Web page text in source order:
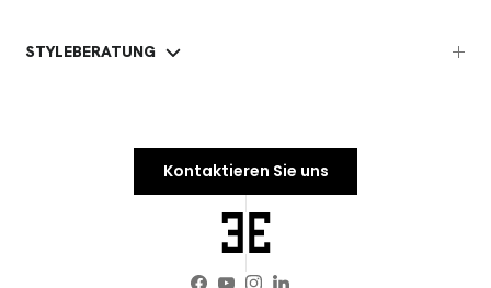
STYLEBERATUNG
Kontaktieren Sie uns